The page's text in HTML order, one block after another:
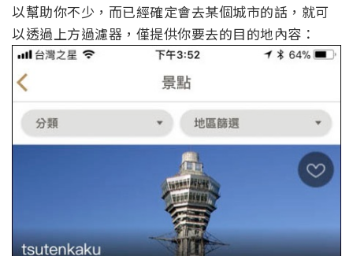
以幫助你不少，而已經確定會去某個城市的話，就可
以透過上方過濾器，僅提供你要去的目的地內容：